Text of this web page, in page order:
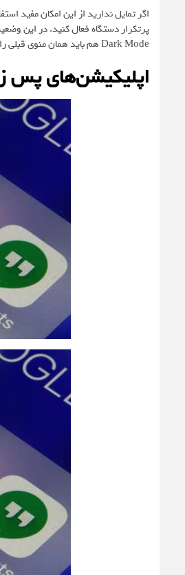
پرتکرار دستگاه فعال کنید. در این
Dark Mode هم باید همان منوی قبلی را دنبال کنید.
اپلیکیشن‌های پس